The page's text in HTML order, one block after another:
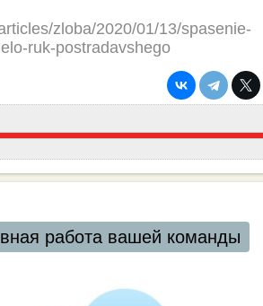
zloba/2020/01/13/spasenie-
ruk-postradavshego
работа вашей команды